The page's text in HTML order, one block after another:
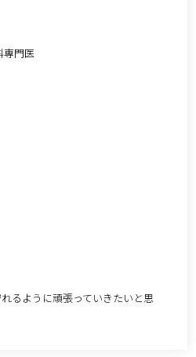
門医
るように頑張っていきたいと思